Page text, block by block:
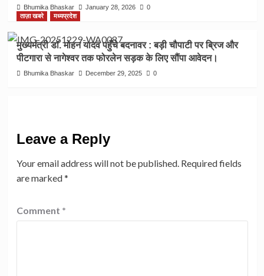
Bhumika Bhaskar January 28, 2026
0
ताज़ा खबरे
मध्यप्रदेश
मुख्यमंत्री डॉ. मोहन यादव पहुँचे बदनावर : बड़ी चौपाटी पर ब्रिज और
पीटगारा से नागेश्वर तक फोरलेन सड़क के लिए सौंपा आवेदन।
Bhumika Bhaskar December 29, 2025 0
Leave a Reply
Your email address will not be published. Required fields
are marked*
Comment *